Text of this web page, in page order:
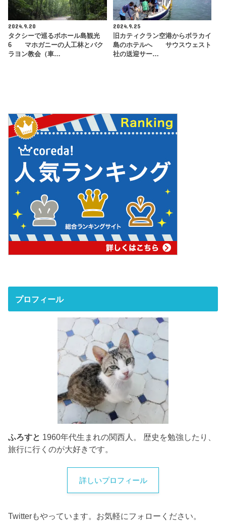
2024.9.20
タクシーで巡るボホール島観光
6 マホガニーの人工林とバク
ラヨン教会（車…
2024.9.25
旧カティクラン空港からボラカイ
島のホテルへ サウスウェスト
社の送迎サー…
プロフィール
ふろすと 1960年代生まれの関西人。 歴史を勉強したり、
旅行に行くのが大好きです。
詳しいプロフィール
Twitterもやっています。お気軽にフォローください。